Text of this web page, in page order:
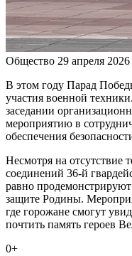
Общество 29 апреля 2026
В этом году Парад
участия военной
заседании
мероприятию в
обеспечения
Несмотря на отсутствие
соединений 36-й
равно продемонстрируют
защите Родины.
где горожане смогут
почтить память героев
0+